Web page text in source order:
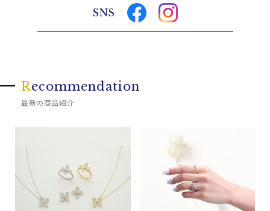
SNS
Recommendation
最新の商品紹介